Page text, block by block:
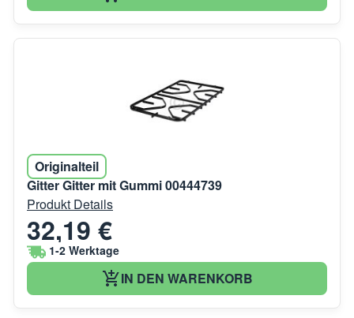
Originalteil
Gitter Gitter mit Gummi 00444739
Produkt Details
32,19 €
1-2 Werktage
IN DEN WARENKORB